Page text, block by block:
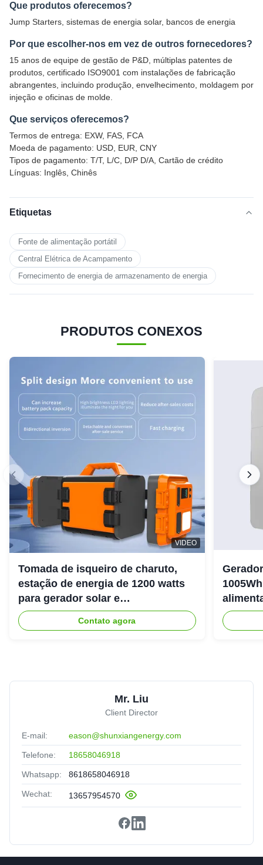
Que produtos oferecemos?
Jump Starters, sistemas de energia solar, bancos de energia
Por que escolher-nos em vez de outros fornecedores?
15 anos de equipe de gestão de P&D, múltiplas patentes de
produtos, certificado ISO9001 com instalações de fabricação
abrangentes, incluindo produção, envelhecimento, moldagem por
injeção e oficinas de molde.
Que serviços oferecemos?
Termos de entrega: EXW, FAS, FCA
Moeda de pagamento: USD, EUR, CNY
Tipos de pagamento: T/T, L/C, D/P D/A, Cartão de crédito
Línguas: Inglês, Chinês
Etiquetas
Fonte de alimentação portátil
Central Elétrica de Acampamento
Fornecimento de energia de armazenamento de energia
PRODUTOS CONEXOS
VIDEO
Tomada de isqueiro de charuto,
estação de energia de 1200 watts
para gerador solar e
armazenamento de energia
Contato agora
livre
Mr. Liu
Client Director
E-mail: eason@shunxiangenergy.com
Telefone: 18658046918
Whatsapp: 8618658046918
Wechat: 13657954570